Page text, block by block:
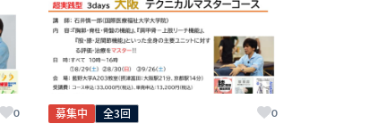
0 募集中 全3回 0